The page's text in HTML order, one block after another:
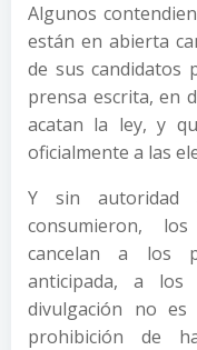
Algunos
están en abierta
de sus candidatos
prensa escrita, en
acatan la ley, y
oficialmente a las
Y sin
consumieron,
cancelan a los
anticipada, a los
divulgación no es
prohibición de